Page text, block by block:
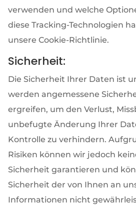
verwenden und welche
diese Tracking-Technologien
unsere Cookie-Richtlinie.
Sicherheit:
Die Sicherheit Ihrer Daten ist
werden angemessene
ergreifen, um den Verlust,
unbefugte Änderung Ihrer
Kontrolle zu verhindern.
Risiken können wir jedoch
Sicherheit garantieren und
Sicherheit der von Ihnen an
Informationen nicht